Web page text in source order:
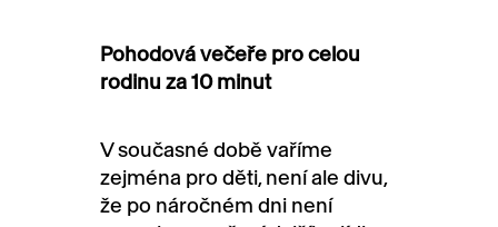
Pohodová večeře pro celou
rodinu za 10 minut
V současné době vaříme
zejména pro děti, není ale divu,
že po náročném dni není